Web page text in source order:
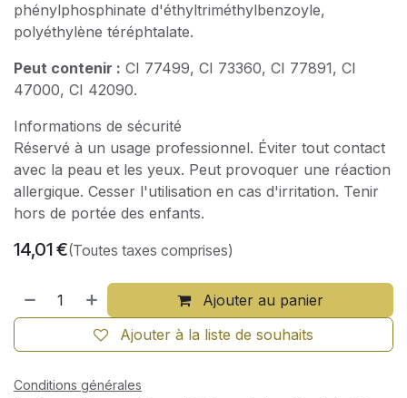
phénylphosphinate d'éthyltriméthylbenzoyle,
polyéthylène téréphtalate.
Peut contenir : CI 77499, CI 73360, CI 77891, CI
47000, CI 42090.
Informations de sécurité
Réservé à un usage professionnel. Éviter tout contact
avec la peau et les yeux. Peut provoquer une réaction
allergique. Cesser l'utilisation en cas d'irritation. Tenir
hors de portée des enfants.
14,01€(Toutes taxes comprises)
Ajouter au panier
Ajouter à la liste de souhaits
Conditions générales